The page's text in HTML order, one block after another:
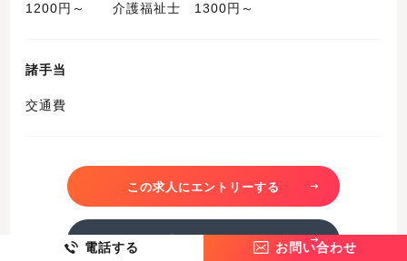
1200円～ 介護福祉士 1300円～
諸手当
交通費
この求人にエントリーする
この求人を詳しく見る
電話する お問い合わせ